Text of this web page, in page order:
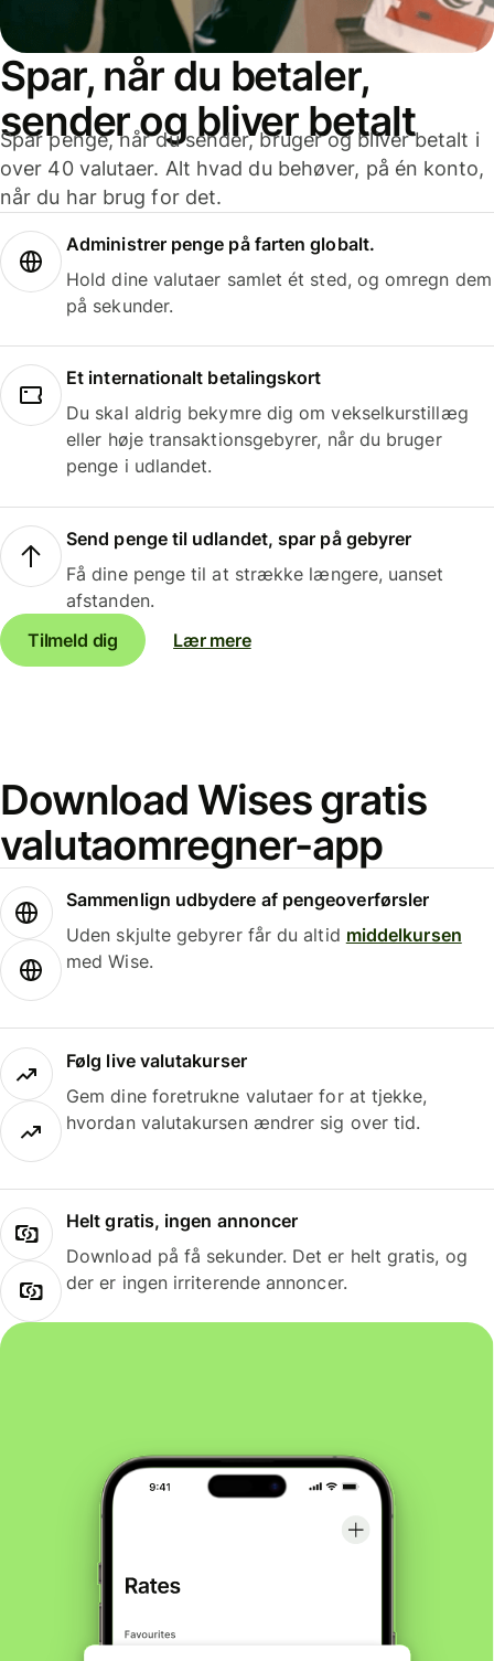
Spar, når du betaler,
sender og bliver betalt
Spar penge, når du sender, bruger og bliver betalt i
over 40 valutaer. Alt hvad du behøver, på én konto,
når du har brug for det.
Administrer penge på farten globalt.
Hold dine valutaer samlet ét sted, og omregn dem
på sekunder.
Et internationalt betalingskort
Du skal aldrig bekymre dig om vekselkurstillæg
eller høje transaktionsgebyrer, når du bruger
penge i udlandet.
Send penge til udlandet, spar på gebyrer
Få dine penge til at strække længere, uanset
afstanden.
Tilmeld dig
Lær mere
Download Wises gratis
valutaomregner-app
Sammenlign udbydere af pengeoverførsler
Uden skjulte gebyrer får du altid middelkursen
med Wise.
Følg live valutakurser
Gem dine foretrukne valutaer for at tjekke,
hvordan valutakursen ændrer sig over tid.
Helt gratis, ingen annoncer
Download på få sekunder. Det er helt gratis, og
der er ingen irriterende annoncer.